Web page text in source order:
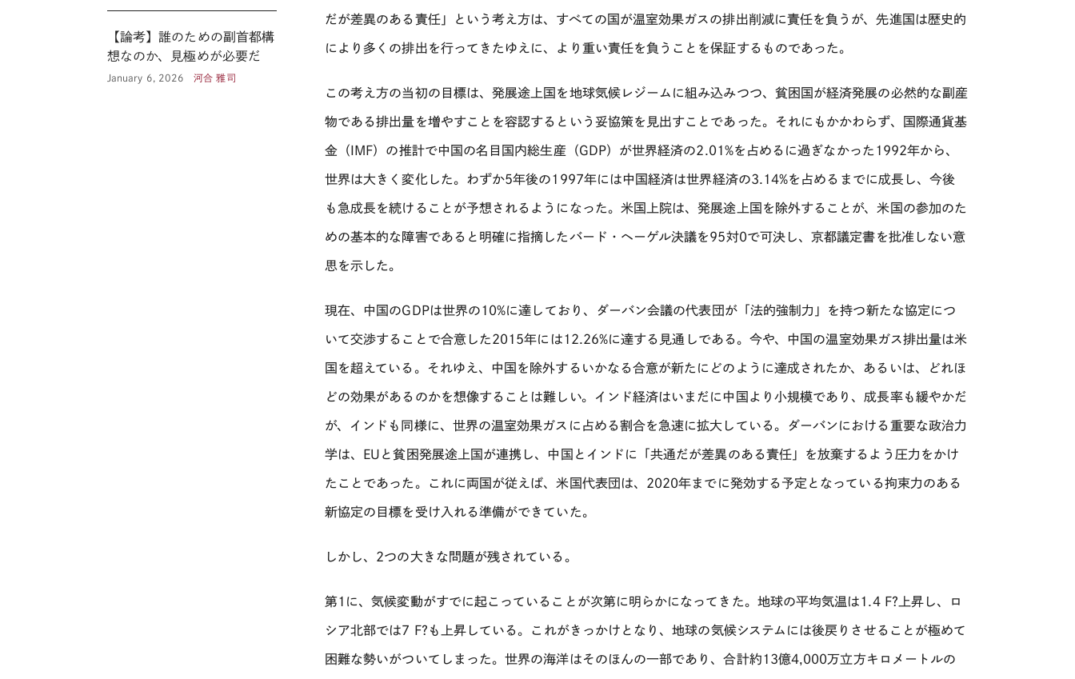
だが差異のある責任」という考え方は、すべての国が温室効果ガスの排出削減に責任を負うが、先進国は歴史的
により多くの排出を行ってきたゆえに、より重い責任を負うことを保証するものであった。
この考え方の当初の目標は、発展途上国を地球気候レジームに組み込みつつ、貧困国が経済発展の必然的な副産
物である排出量を増やすことを容認するという妥協策を見出すことであった。それにもかかわらず、国際通貨基
金（IMF）の推計で中国の名目国内総生産（GDP）が世界経済の2.01%を占めるに過ぎなかった1992年から、
世界は大きく変化した。わずか5年後の1997年には中国経済は世界経済の3.14%を占めるまでに成長し、今後
も急成長を続けることが予想されるようになった。米国上院は、発展途上国を除外することが、米国の参加のた
めの基本的な障害であると明確に指摘したバード・ヘーゲル決議を95対0で可決し、京都議定書を批准しない意
思を示した。
現在、中国のGDPは世界の10%に達しており、ダーバン会議の代表団が「法的強制力」を持つ新たな協定につ
いて交渉することで合意した2015年には12.26%に達する見通しである。今や、中国の温室効果ガス排出量は米
国を超えている。それゆえ、中国を除外するいかなる合意が新たにどのように達成されたか、あるいは、どれほ
どの効果があるのかを想像することは難しい。インド経済はいまだに中国より小規模であり、成長率も緩やかだ
が、インドも同様に、世界の温室効果ガスに占める割合を急速に拡大している。ダーバンにおける重要な政治力
学は、EUと貧困発展途上国が連携し、中国とインドに「共通だが差異のある責任」を放棄するよう圧力をかけ
たことであった。これに両国が従えば、米国代表団は、2020年までに発効する予定となっている拘束力のある
新協定の目標を受け入れる準備ができていた。
しかし、2つの大きな問題が残されている。
第1に、気候変動がすでに起こっていることが次第に明らかになってきた。地球の平均気温は1.4 F?上昇し、ロ
シア北部では7 F?も上昇している。これがきっかけとなり、地球の気候システムには後戻りさせることが極めて
困難な勢いがついてしまった。世界の海洋はそのほんの一部であり、合計約13億4,000万立方キロメートルの
【論考】誰のための副首都構
想なのか、見極めが必要だ
January 6, 2026 河合 雅司